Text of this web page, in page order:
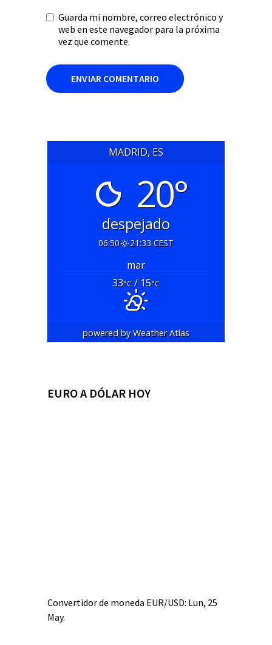
Guarda mi nombre, correo electrónico y
web en este navegador para la próxima
vez que comente.
MADRID, ES
20°
despejado
06:50 21:33 CEST
mar
33°C/ 15°C
powered byWeather Atlas
EURO A DÓLAR HOY
Convertidor de moneda EUR/USD: Lun, 25
May.